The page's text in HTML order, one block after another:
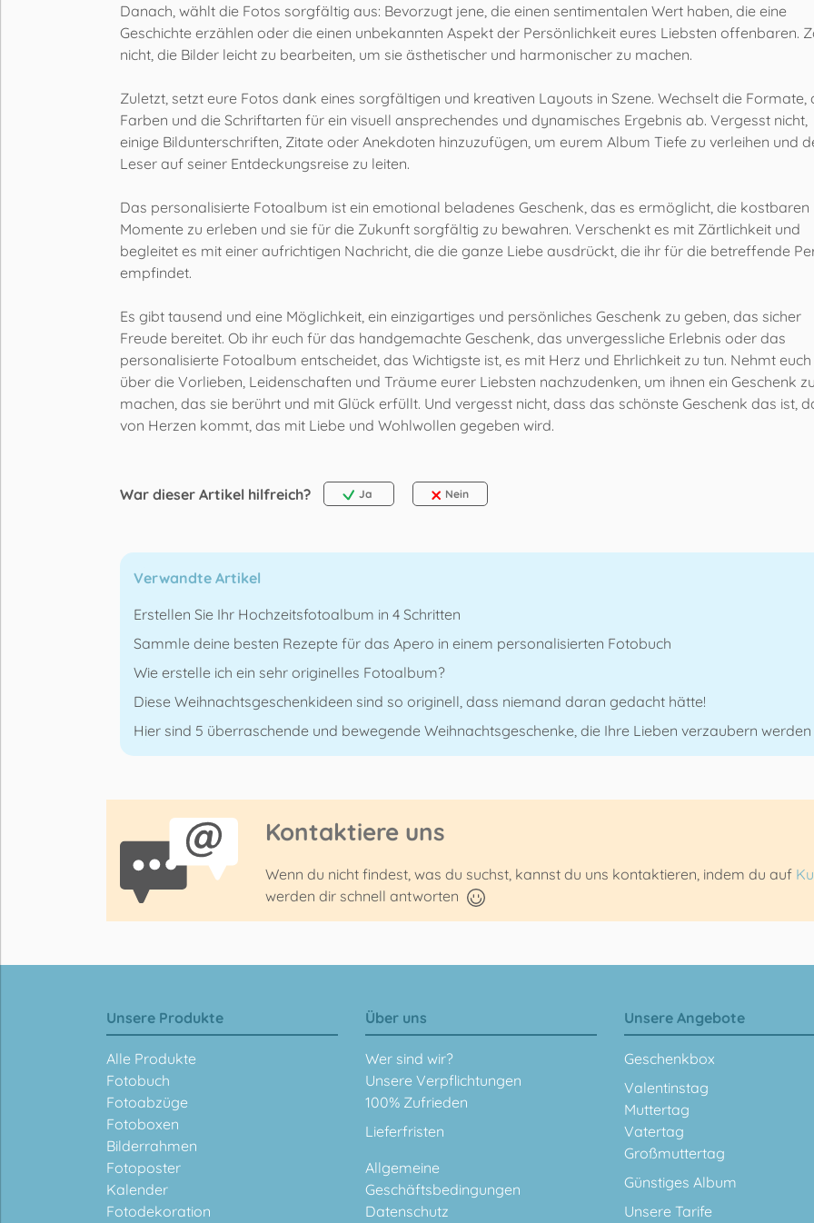
Danach, wählt die Fotos sorgfältig aus: Bevorzugt jene, die einen sentimentalen Wert haben, die eine
Geschichte erzählen oder die einen unbekannten Aspekt der Persönlichkeit eures Liebsten offenbaren.
nicht, die Bilder leicht zu bearbeiten, um sie ästhetischer und harmonischer zu machen.
Zuletzt, setzt eure Fotos dank eines sorgfältigen und kreativen Layouts in Szene. Wechselt die Formate,
Farben und die Schriftarten für ein visuell ansprechendes und dynamisches Ergebnis ab. Vergesst nicht,
einige Bildunterschriften, Zitate oder Anekdoten hinzuzufügen, um eurem Album Tiefe zu verleihen und
Leser auf seiner Entdeckungsreise zu leiten.
Das personalisierte Fotoalbum ist ein emotional beladenes Geschenk, das es ermöglicht, die kostbaren
Momente zu erleben und sie für die Zukunft sorgfältig zu bewahren. Verschenkt es mit Zärtlichkeit und
begleitet es mit einer aufrichtigen Nachricht, die die ganze Liebe ausdrückt, die ihr für die betreffende
empfindet.
Es gibt tausend und eine Möglichkeit, ein einzigartiges und persönliches Geschenk zu geben, das sicher
Freude bereitet. Ob ihr euch für das handgemachte Geschenk, das unvergessliche Erlebnis oder das
personalisierte Fotoalbum entscheidet, das Wichtigste ist, es mit Herz und Ehrlichkeit zu tun. Nehmt euch
über die Vorlieben, Leidenschaften und Träume eurer Liebsten nachzudenken, um ihnen ein Geschenk zu
machen, das sie berührt und mit Glück erfüllt. Und vergesst nicht, dass das schönste Geschenk das ist,
von Herzen kommt, das mit Liebe und Wohlwollen gegeben wird.
War dieser Artikel hilfreich? Ja Nein
Verwandte Artikel
Erstellen Sie Ihr Hochzeitsfotoalbum in 4 Schritten
Sammle deine besten Rezepte für das Apero in einem personalisierten Fotobuch
Wie erstelle ich ein sehr originelles Fotoalbum?
Diese Weihnachtsgeschenkideen sind so originell, dass niemand daran gedacht hätte!
Hier sind 5 überraschende und bewegende Weihnachtsgeschenke, die Ihre Lieben verzaubern werden
Kontaktiere uns
Wenn du nicht findest, was du suchst, kannst du uns kontaktieren, indem du auf
werden dir schnell antworten
Unsere Produkte
Alle Produkte
Fotobuch
Fotoabzüge
Fotoboxen
Bilderrahmen
Fotoposter
Kalender
Fotodekoration
Über uns
Wer sind wir?
Unsere Verpflichtungen
100% Zufrieden
Lieferfristen
Allgemeine
Geschäftsbedingungen
Datenschutz
Unsere Angebote
Geschenkbox
Valentinstag
Muttertag
Vatertag
Großmuttertag
Günstiges Album
Unsere Tarife